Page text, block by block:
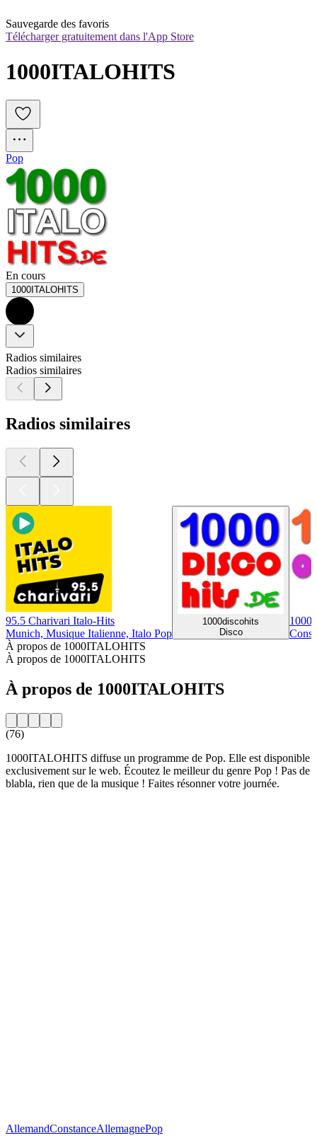
Sauvegarde des favoris
Télécharger gratuitement dans l'App Store
1000ITALOHITS
Pop
En cours
1000ITALOHITS
Radios similaires
Radios similaires
Radios similaires
95.5 Charivari Italo-Hits
Munich, Musique Italienne, Italo Pop
1000discohits
Disco
À propos de 1000ITALOHITS
À propos de 1000ITALOHITS
À propos de 1000ITALOHITS
(76)
1000ITALOHITS diffuse un programme de Pop. Elle est disponible
exclusivement sur le web. Écoutez le meilleur du genre Pop ! Pas de
blabla, rien que de la musique ! Faites résonner votre journée.
AllemandConstanceAllemagnePop